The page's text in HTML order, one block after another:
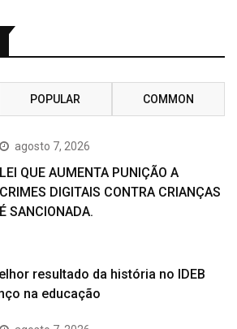
POPULAR COMMON
agosto 7, 2026
LEI QUE AUMENTA PUNIÇÃO A
CRIMES DIGITAIS CONTRA CRIANÇAS
É SANCIONADA.
resultado da história no IDEB
na educação